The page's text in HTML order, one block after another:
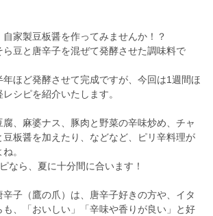
家製豆板醤を作ってみませんか！？
ら豆と唐辛子を混ぜて発酵させた調味料で
ほど発酵させて完成ですが、今回は1週間ほ
シピを紹介いたします。
、麻婆ナス、豚肉と野菜の辛味炒め、チャ
豆板醤を加えたり、などなど、ピリ辛料理が
。
なら、夏に十分間に合います！
子（鷹の爪）は、唐辛子好きの方や、イタ
も、「おいしい」「辛味や香りが良い」と好